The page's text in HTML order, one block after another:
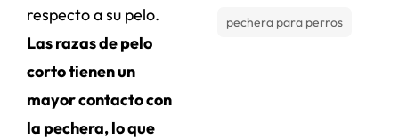
respecto a su pelo.
Las razas de pelo
corto tienen un
mayor contacto con
la pechera, lo que
pechera para perros